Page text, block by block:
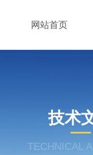
网站首页
技术
TECHNICAL